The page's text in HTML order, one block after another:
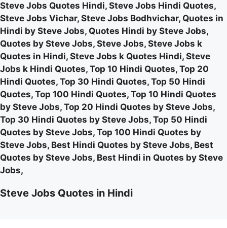
Steve Jobs Quotes Hindi, Steve Jobs Hindi Quotes,
Steve Jobs Vichar, Steve Jobs Bodhvichar, Quotes in
Hindi by Steve Jobs, Quotes Hindi by Steve Jobs,
Quotes by Steve Jobs, Steve Jobs, Steve Jobs k
Quotes in Hindi, Steve Jobs k Quotes Hindi, Steve
Jobs k Hindi Quotes, Top 10 Hindi Quotes, Top 20
Hindi Quotes, Top 30 Hindi Quotes, Top 50 Hindi
Quotes, Top 100 Hindi Quotes, Top 10 Hindi Quotes
by Steve Jobs, Top 20 Hindi Quotes by Steve Jobs,
Top 30 Hindi Quotes by Steve Jobs, Top 50 Hindi
Quotes by Steve Jobs, Top 100 Hindi Quotes by
Steve Jobs, Best Hindi Quotes by Steve Jobs, Best
Quotes by Steve Jobs, Best Hindi in Quotes by Steve
Jobs,
Steve Jobs Quotes in Hindi